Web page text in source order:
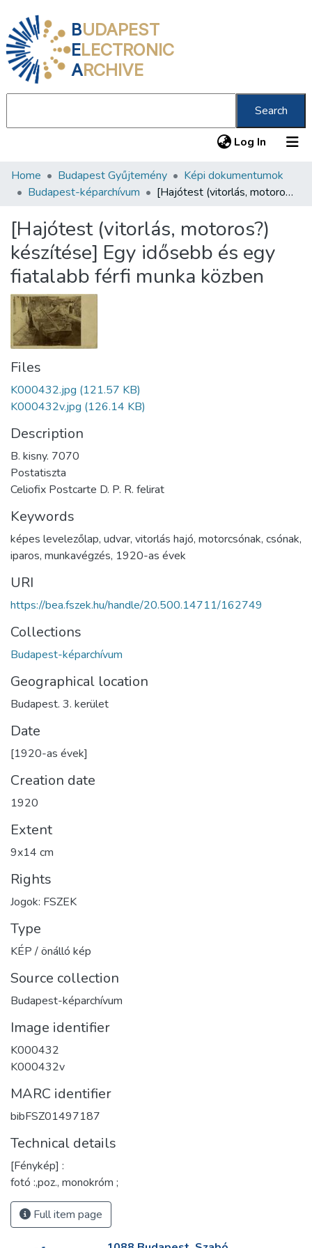
BUDAPEST
ELECTRONIC
ARCHIVE
Search
Log In (current)
Communities & Collections
Statistics
About us
Home Budapest Gyűjtemény
Képi dokumentumok
Budapest-képarchívum
[Hajótest (vitorlás, motoros?) készítése] Egy idősebb és egy fiatalabb férfi munka közben
[Hajótest (vitorlás, motoros?)
készítése] Egy idősebb és egy
fiatalabb férfi munka közben
Files
K000432.jpg (121.57 KB)
K000432v.jpg (126.14 KB)
Description
B. kisny. 7070
Postatiszta
Celiofix Postcarte D. P. R. felirat
Keywords
képes levelezőlap, udvar, vitorlás hajó, motorcsónak, csónak,
iparos, munkavégzés, 1920-as évek
URI
https://bea.fszek.hu/handle/20.500.14711/162749
Collections
Budapest-képarchívum
Geographical location
Budapest. 3. kerület
Date
[1920-as évek]
Creation date
1920
Extent
9x14 cm
Rights
Jogok: FSZEK
Type
KÉP / önálló kép
Source collection
Budapest-képarchívum
Image identifier
K000432
K000432v
MARC identifier
bibFSZ01497187
Technical details
[Fénykép] :
fotó :,poz., monokróm ;
Full item page